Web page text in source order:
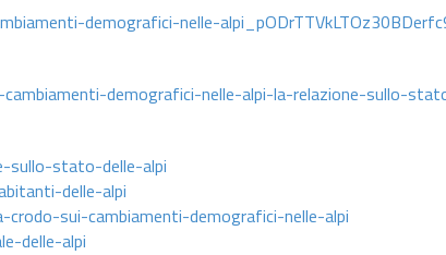
demografici-nelle-
demografici-nelle-alpi-la-relazione-sullo-
sullo-stato-delle-alpi
delle-alpi
sui-cambiamenti-demografici-nelle-alpi
delle-alpi